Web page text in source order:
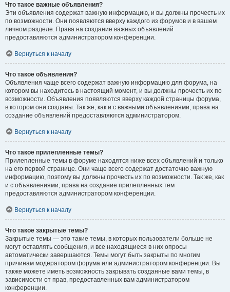
Что такое важные объявления?
Эти объявления содержат важную информацию, и вы должны прочесть их
по возможности. Они появляются вверху каждого из форумов и в вашем
личном разделе. Права на создание важных объявлений
предоставляются администратором конференции.
Вернуться к началу
Что такое объявления?
Объявления чаще всего содержат важную информацию для форума, на
котором вы находитесь в настоящий момент, и вы должны прочесть их по
возможности. Объявления появляются вверху каждой страницы форума,
в котором они созданы. Так же, как и с важными объявлениями, права на
создание объявлений предоставляются администратором.
Вернуться к началу
Что такое прилепленные темы?
Прилепленные темы в форуме находятся ниже всех объявлений и только
на его первой странице. Они чаще всего содержат достаточно важную
информацию, поэтому вы должны прочесть их по возможности. Так же, как
и с объявлениями, права на создание прилепленных тем
предоставляются администратором конференции.
Вернуться к началу
Что такое закрытые темы?
Закрытые темы — это такие темы, в которых пользователи больше не
могут оставлять сообщения, и все находящиеся в них опросы
автоматически завершаются. Темы могут быть закрыты по многим
причинам модератором форума или администратором конференции. Вы
также можете иметь возможность закрывать созданные вами темы, в
зависимости от прав, предоставленных вам администратором
конференции.